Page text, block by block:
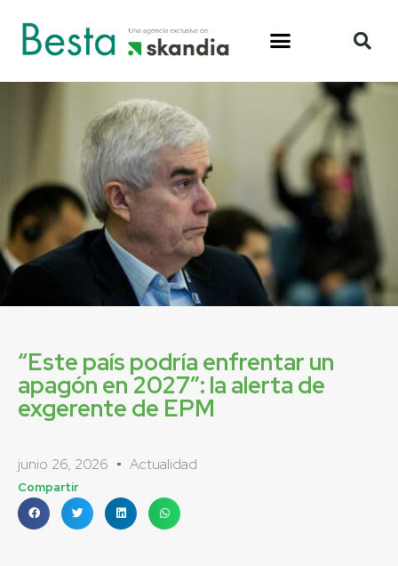
“Este país podría enfrentar un
apagón en 2027”: la alerta de
exgerente de EPM
junio 26, 2026 Actualidad
Compartir